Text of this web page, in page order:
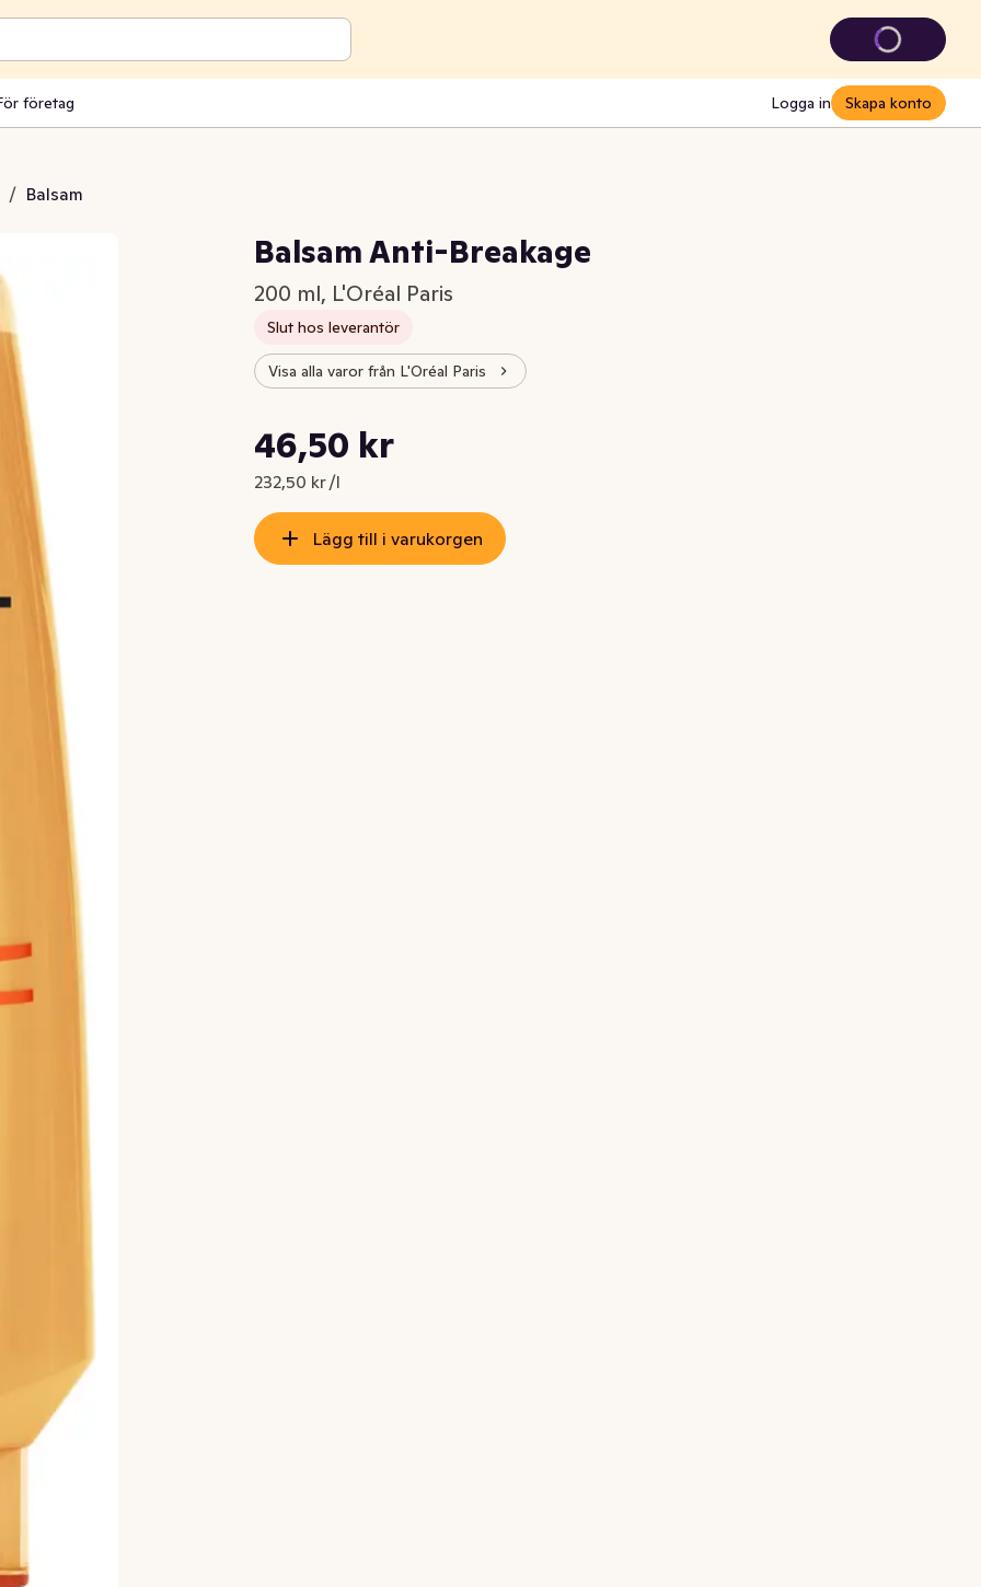
företag Logga in Skapa konto
/ Balsam
Balsam Anti-Breakage
200 ml, L'Oréal Paris
Slut hos leverantör
Visa alla varor från L'Oréal Paris
Nuvarande pris är: 46,50 kr
46,50 kr
232,50 kr /l
Styckpris: 232,50 kr /l
Lägg till i varukorgen